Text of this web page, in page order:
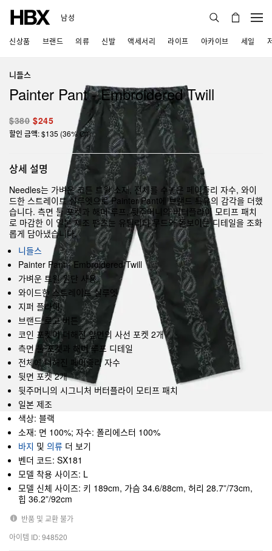
남성
신상품 브랜드 의류 신발 액세서리 라이프 아카이브 세일
니들스
Painter Pant - Embroidered Twill
$380 $245
할인 금액: $135 (36% Off)
상세 설명
Needles는 가벼운 코튼 트윌 소재, 전체를 수놓은 페이즐리 자수, 와이
드한 스트레이트 실루엣으로 Painter Pant에 브랜드 특유의 감각을 더했
습니다. 측면 툴 포켓과 해머 루프, 뒷주머니의 버터플라이 모티프 패치
로 마감한 이 일본 제조 팬츠는 유틸리티 무드와 돋보이는 디테일을 조화
롭게 담아냈습니다.
니들스
Painter Pant - Embroidered Twill
가벼운 트윌 원단 사용
와이드한 스트레이트 실루엣
지퍼 플라이
브랜드 로고 버튼
코인 포켓이 더해진 앞면의 사선 포켓 2개
측면 툴 포켓과 해머 루프 디테일
전체에 더해진 페이즐리 자수
뒷면 포켓 2개
뒷주머니의 시그니처 버터플라이 모티프 패치
일본 제조
색상: 블랙
소재: 면 100%; 자수: 폴리에스터 100%
바지 및 의류 더 보기
벤더 코드: SX181
모델 착용 사이즈: L
모델 신체 사이즈: 키 189cm, 가슴 34.6/88cm, 허리 28.7”/73cm,
힙 36.2”/92cm
반품 및 교환 불가
아이템 ID: 948520